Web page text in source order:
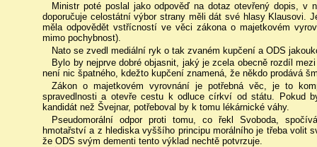
Ministr poté poslal jako odpověď na dotaz otevřený dopis, v
doporučuje celostátní výbor strany měli dát své hlasy Klausovi.
měla odpovědět vstřícností ve věci zákona o majetkovém
mimo pochybnost).
Nato se zvedl mediální ryk o tak zvaném kupčení a ODS
Bylo by nejprve dobré objasnit, jaký je zcela obecně rozdíl
není nic špatného, kdežto kupčení znamená, že někdo prodává
Zákon o majetkovém vyrovnání je potřebná věc, je to
spravedlnosti a otevře cestu k odluce církví od státu. Pokud
kandidát než Švejnar, potřeboval by k tomu lékárnické váhy.
Pseudomorální odpor proti tomu, co řekl Svoboda,
hmotařství a z hlediska vyššího principu morálního je třeba volit
že ODS svým dementi tento výklad nechtě potvrzuje.